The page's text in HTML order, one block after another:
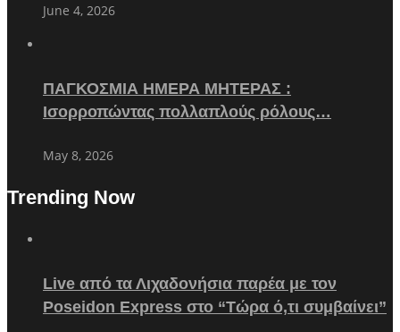
June 4, 2026
ΠΑΓΚΟΣΜΙΑ ΗΜΕΡΑ ΜΗΤΕΡΑΣ :
Ισορροπώντας πολλαπλούς ρόλους…
May 8, 2026
Trending Now
Live από τα Λιχαδονήσια παρέα με τον
Poseidon Express στο “Τώρα ό,τι συμβαίνει”